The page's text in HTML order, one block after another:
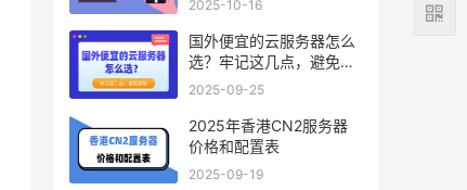
2025-10-16
国外便宜的云服务器怎么
选？牢记这几点，避免踩
坑
2025-09-25
2025年香港CN2服务器
价格和配置表
2025-09-19